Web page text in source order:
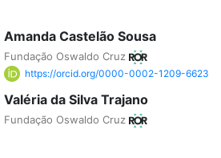
Amanda Castelão Sousa
Fundação Oswaldo Cruz
https://orcid.org/0000-0002-1209-6623
Valéria da Silva Trajano
Fundação Oswaldo Cruz